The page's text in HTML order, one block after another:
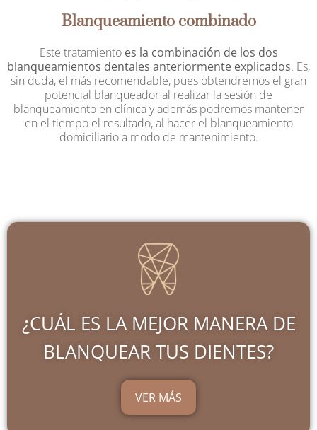
Blanqueamiento combinado
Este tratamiento es la combinación de los dos
blanqueamientos dentales anteriormente explicados. Es,
sin duda, el más recomendable, pues obtendremos el gran
potencial blanqueador al realizar la sesión de
blanqueamiento en clínica y además podremos mantener
en el tiempo el resultado, al hacer el blanqueamiento
domiciliario a modo de mantenimiento.
¿CUÁL ES LA MEJOR MANERA DE
BLANQUEAR TUS DIENTES?
VER MÁS